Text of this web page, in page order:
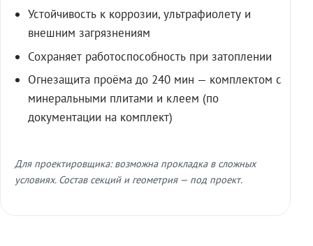
Устойчивость к коррозии, ультрафиолету и
внешним загрязнениям
Сохраняет работоспособность при затоплении
Огнезащита проёма до 240 мин — комплектом с
минеральными плитами и клеем (по
документации на комплект)
Для проектировщика: возможна прокладка в сложных
условиях. Состав секций и геометрия — под проект.